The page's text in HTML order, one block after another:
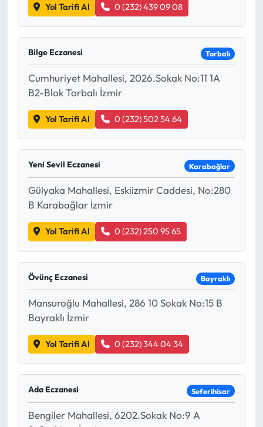
Yol Tarifi Al 0 (232) 439 09 08
Bilge Eczanesi Torbalı
Cumhuriyet Mahallesi, 2026.Sokak No:11 1A
B2-Blok Torbalı İzmir
Yol Tarifi Al 0 (232) 502 54 64
Yeni Sevil Eczanesi Karabağlar
Gülyaka Mahallesi, Eskiizmir Caddesi, No:280
B Karabağlar İzmir
Yol Tarifi Al 0 (232) 250 95 65
Övünç Eczanesi Bayraklı
Mansuroğlu Mahallesi, 286 10 Sokak No:15 B
Bayraklı İzmir
Yol Tarifi Al 0 (232) 344 04 34
Ada Eczanesi Seferihisar
Bengiler Mahallesi, 6202.Sokak No:9 A
Uğurludağ Haberleri
Yayla Haber